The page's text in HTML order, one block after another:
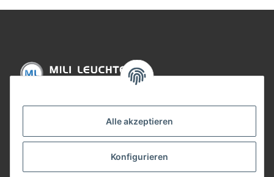
Alle akzeptieren
Konfigurieren
Gesetzliche Informationen